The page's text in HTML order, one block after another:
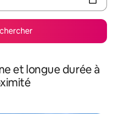
et longue durée à